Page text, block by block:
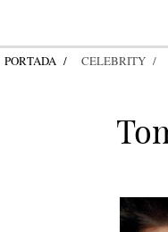
PORTADA CELEBRITY